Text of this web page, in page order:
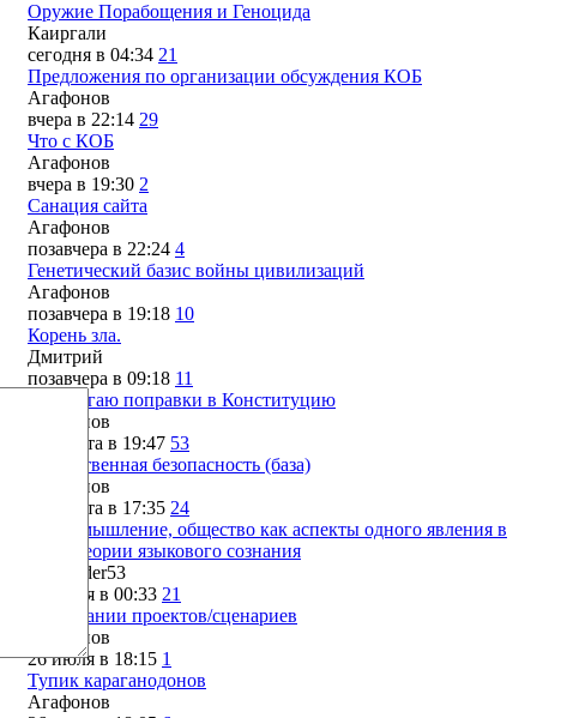
Оружие Порабощения и Геноцида
Каиргали
сегодня в 04:34 21
Предложения по организации обсуждения КОБ
Агафонов
вчера в 22:14 29
Что с КОБ
Агафонов
вчера в 19:30 2
Санация сайта
Агафонов
позавчера в 22:24 4
Генетический базис войны цивилизаций
Агафонов
позавчера в 19:18 10
Корень зла.
Дмитрий
позавчера в 09:18 11
Предлагаю поправки в Конституцию
Агафонов
3 августа в 19:47 53
Общественная безопасность (база)
Агафонов
2 августа в 17:35 24
Язык, мышление, общество как аспекты одного явления в
свете теории языкового сознания
Alexander53
28 июля в 00:33 21
О вписании проектов/сценариев
Агафонов
26 июля в 18:15 1
Тупик караганодонов
Агафонов